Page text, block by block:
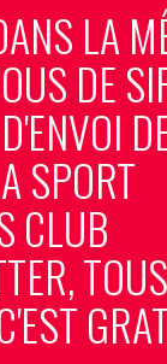
LA
DE
SPORT
CLUB